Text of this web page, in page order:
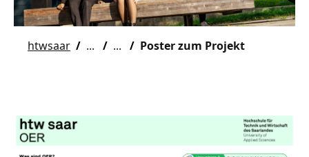
htwsaar Poster zum Projekt